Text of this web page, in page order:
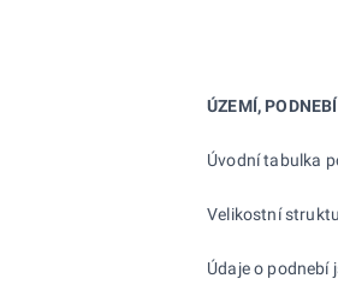
ÚZEMÍ, PODNEBÍ
Úvodní tabulka
Velikostní
Údaje o